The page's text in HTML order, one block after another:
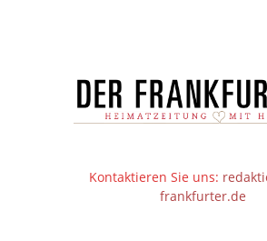
Kontaktieren Sie uns:
frankfurter.de